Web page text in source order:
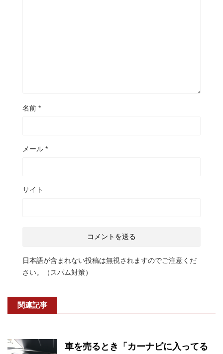
名前 *
メール *
サイト
日本語が含まれない投稿は無視されますのでご注意くだ
さい。（スパム対策）
関連記事
車を売るとき「カーナビに入ってる